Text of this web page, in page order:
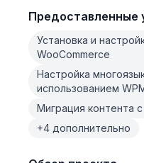
Предоставленные
Установка и
WooCommerce
Настройка
использованием
Миграция контента
+4 дополнительно